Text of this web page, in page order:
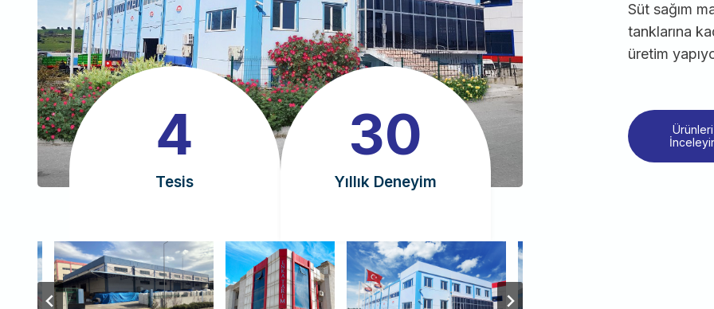
4
4
Tesis
3
30
Yıllık Deneyim
Süt sağım
tanklarına
üretim
Ürünleri